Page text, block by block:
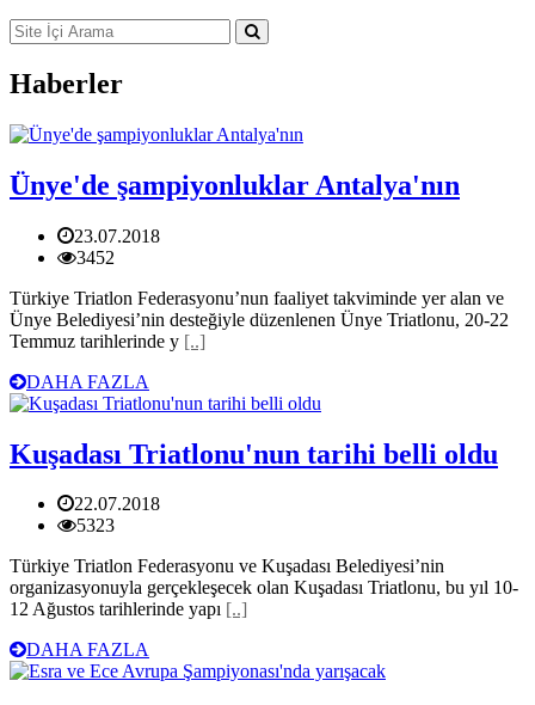
Haberler
Ünye'de şampiyonluklar Antalya'nın
23.07.2018
3452
Türkiye Triatlon Federasyonu’nun faaliyet takviminde yer alan ve
Ünye Belediyesi’nin desteğiyle düzenlenen Ünye Triatlonu, 20-22
Temmuz tarihlerinde y [..]
DAHA FAZLA
Kuşadası Triatlonu'nun tarihi belli oldu
22.07.2018
5323
Türkiye Triatlon Federasyonu ve Kuşadası Belediyesi’nin
organizasyonuyla gerçekleşecek olan Kuşadası Triatlonu, bu yıl 10-
12 Ağustos tarihlerinde yapı [..]
DAHA FAZLA